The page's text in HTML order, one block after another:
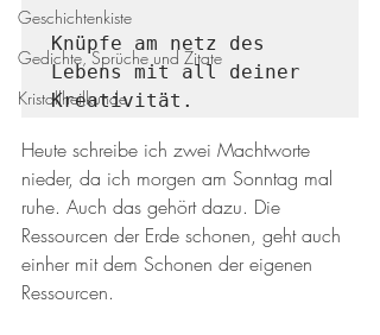
Geschichtenkiste
Gedichte, Sprüche und Zitate
Kristallheilkunde
Knüpfe am netz des
Lebens mit all deiner
Heute schreibe ich zwei Machtworte
nieder, da ich morgen am Sonntag mal
ruhe. Auch das gehört dazu. Die
Ressourcen der Erde schonen, geht auch
einher mit dem Schonen der eigenen
Ressourcen.